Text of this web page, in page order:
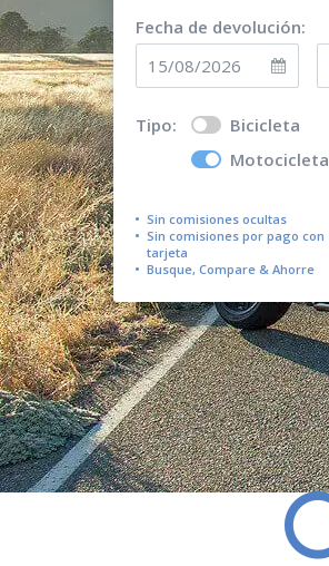
Fecha de devolución:
Tipo: Bicicleta
Motocicleta
Sin comisiones ocultas
Sin comisiones por pago con
tarjeta
Busque, Compare & Ahorre